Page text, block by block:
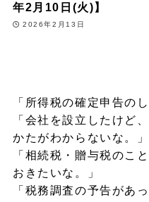
年2月10日(火)】
2026年2月13日
「所得税の確定申告の
「会社を設立したけど
かたがわからないな。」
「相続税・贈与税のこ
おきたいな。」
「税務調査の予告があ